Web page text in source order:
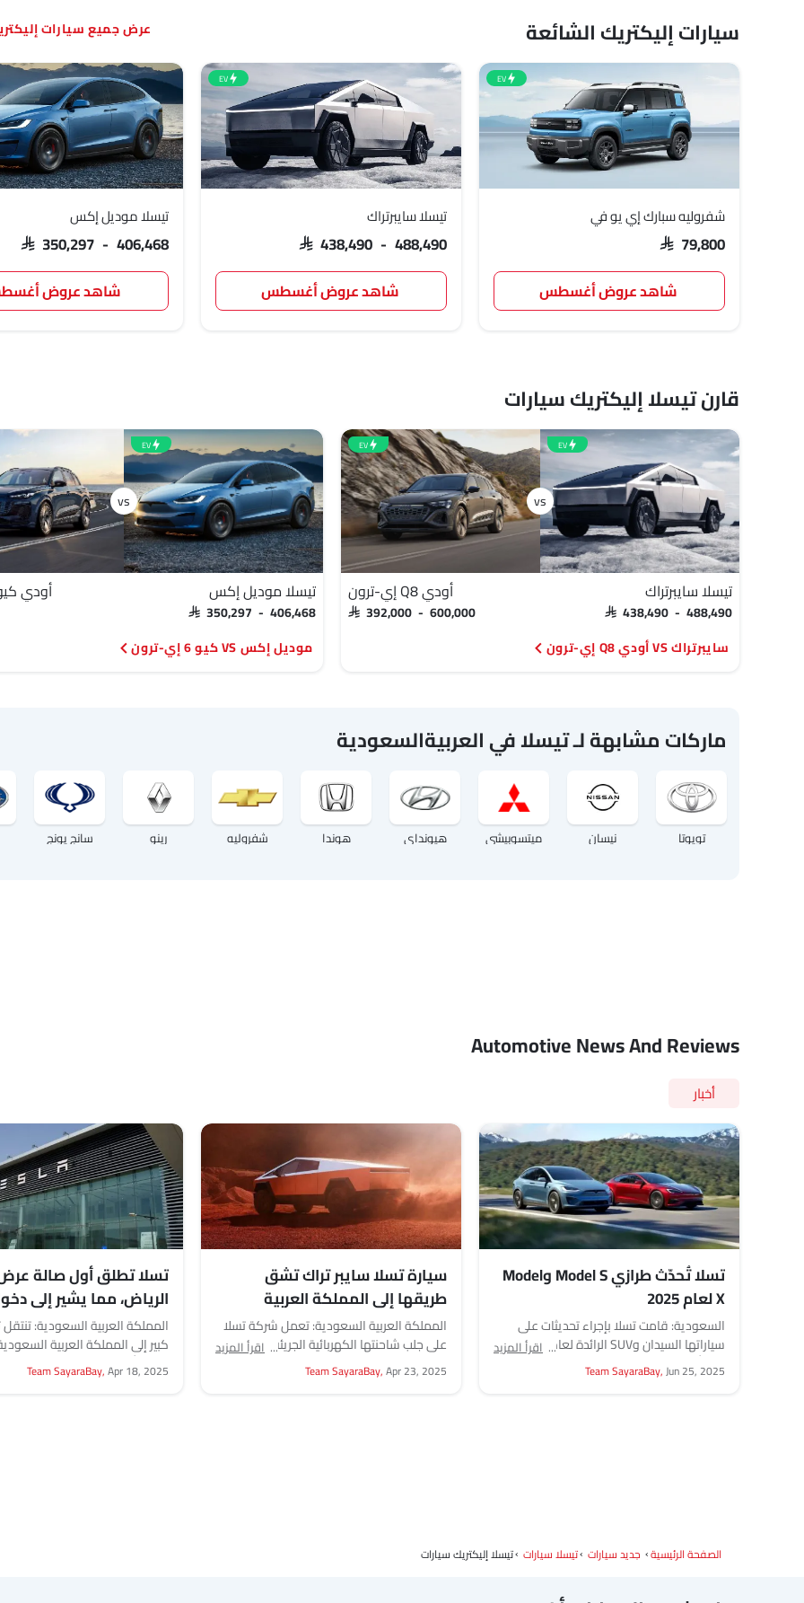
سيارات إليكتريك الشائعة
EV
شفروليه سبارك إي يو في
SAR 79,800
شاهد عروض أغسطس
EV
تيسلا سايبرتراك
SAR 438,490 - 488,490
شاهد عروض أغسطس
تيسلا موديل إكس
SAR 350,297 - 406,468
شاهد عروض
سيارات
قارن تيسلا إليكتريك سيارات
EV
تيسلا سايبرتراك
SAR 438,490 - 488,490
EV
أودي Q8 إي-ترون
SAR 392,000 - 600,000
سايبرتراك VS أودي Q8 إي-ترون
EV
تيسلا موديل إكس
SAR 350,297 - 406,468
أودي كيو 6 إي-
موديل إكس VS كيو 6 إي-ترون
ماركات مشابهة لـ تيسلا في العربيةالسعودية
تويوتا نيسان ميتسوبيشي هيونداي هوندا شفروليه رينو سانج يونج
Automotive News And Reviews
أخبار
تسلا تُحدّث طرازي Model S وModel
X لعام 2025
السعودية: قامت تسلا بإجراء تحديثات على
سياراتها السيدان وSUV الرائدة لعام 2025،
حيث أضافت تغييرات بسيطة ولكن فعّالة.
وتشمل هذه...
اقرأ المزيد
Team SayaraBay,Jun 25, 2025
سيارة تسلا سايبر تراك تشق
طريقها إلى المملكة العربية
السعودية ودولة الإمارات العربية
المتحدة في ظل تحديات عالمية
المملكة العربية السعودية: تعمل شركة تسلا
على جلب شاحنتها الكهربائية الجريئة إلى
المملكة العربية السعودية والإمارات العربية
المتحدة، لكن هذه...
اقرأ المزيد
Team SayaraBay,Apr 23, 2025
تسلا تطلق أول صالة
الرياض، مما يشير إلى
إلى السوق السعودية
المملكة العربية السعودية:
كبير إلى المملكة العربية
افتتاح أول صالة عرض رسمية
Team SayaraBay,Apr 18, 2025
الصفحة الرئيسية جديد سيارات تيسلا سيارات تيسلا إليكتريك سيارات